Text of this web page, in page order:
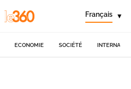
Français ▾
ECONOMIE SOCIÉTÉ